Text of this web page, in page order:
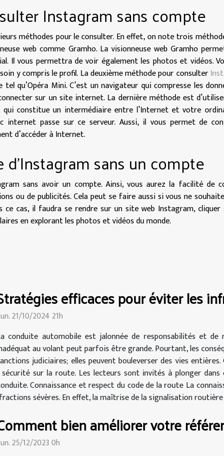
Instagram sans compte
méthodes pour le consulter. En effet, on note trois
web comme Gramho. La visionneuse web Gramho
Il vous permettra de voir également les photos et vidéos.
y compris le profil. La deuxième méthode pour consulter
tel qu’Opéra Mini. C’est un navigateur qui compresse les
sur un site internet. La dernière méthode est
constitue un intermédiaire entre l’Internet et votre
internet passe sur ce serveur. Aussi, il vous permet de
d’accéder à Internet.
d’Instagram sans un compte
sans avoir un compte. Ainsi, vous aurez la facilité de
ou de publicités. Cela peut se faire aussi si vous ne
cas, il faudra se rendre sur un site web Instagram, cliquer
en explorant les photos et vidéos du monde.
efficaces pour éviter les
21/10/2024 21h
conduite automobile est jalonnée de responsabilités et
au volant peut parfois être grande. Pourtant, les
judiciaires; elles peuvent bouleverser des vies
sur la route. Les lecteurs sont invités à plonger dans
Connaissance et respect du code de la route La
sévères. En effet, la maîtrise de la signalisation
bien améliorer votre
25/12/2023 0h